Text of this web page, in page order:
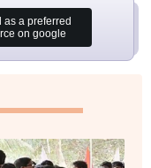
as a preferred
on google